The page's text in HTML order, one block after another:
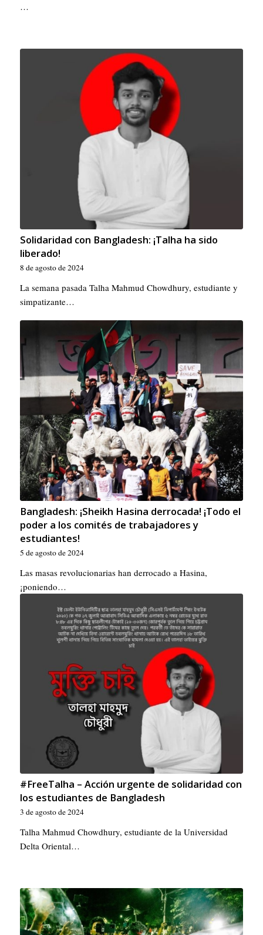
…
Solidaridad con Bangladesh: ¡Talha ha sido
liberado!
8 de agosto de 2024
La semana pasada Talha Mahmud Chowdhury, estudiante y
simpatizante…
Bangladesh: ¡Sheikh Hasina derrocada! ¡Todo el
poder a los comités de trabajadores y
estudiantes!
5 de agosto de 2024
Las masas revolucionarias han derrocado a Hasina,
¡poniendo…
#FreeTalha – Acción urgente de solidaridad con
los estudiantes de Bangladesh
3 de agosto de 2024
Talha Mahmud Chowdhury, estudiante de la Universidad
Delta Oriental…